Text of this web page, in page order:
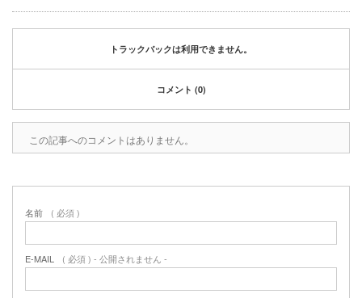
トラックバックは利用できません。
コメント (0)
この記事へのコメントはありません。
名前 ( 必須 )
E-MAIL ( 必須 ) - 公開されません -